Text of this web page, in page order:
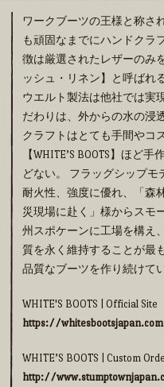
ワークブーツの王様と称さ
も頑固なまでにハンドクラ
徴は厳選されたレザーのみ
ッシュ・リネン】と呼ばれ
ウエルト製法は他社では実
だわりは、外からの水の浸
クラフトはとても手間やコ
【WHITE’S BOOTS】ほど
どない。 フラッグシップモ
耐火性、強度に優れ、「森
災現場に赴く」様からスモ
州スポケーンに工場を構え
質を永く維持することが最
品質なブーツを作り続けて
WHITE'S BOOTS | Official Site
https://
WHITE’S BOOTS | Custom
http://